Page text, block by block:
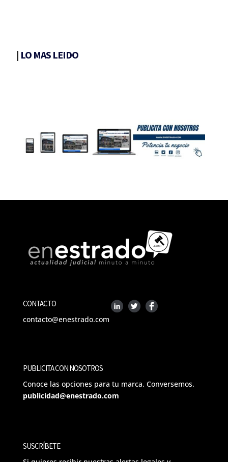
| LO MAS LEIDO
CONTACTO
contacto@enestrado.com
PUBLICITA CON NOSOTROS
Conoce las opciones para tu marca. Conversemos.
publicidad@enestrado.com
SUSCRÍBETE